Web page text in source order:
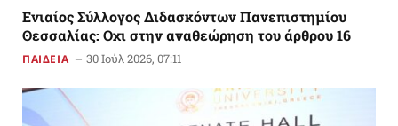
Ενιαίος Σύλλογος Διδασκόντων Πανεπιστημίου
Θεσσαλίας: Οχι στην αναθεώρηση του άρθρου 16
ΠΑΙΔΕΙΑ 30 Ιούλ 2026, 07:11